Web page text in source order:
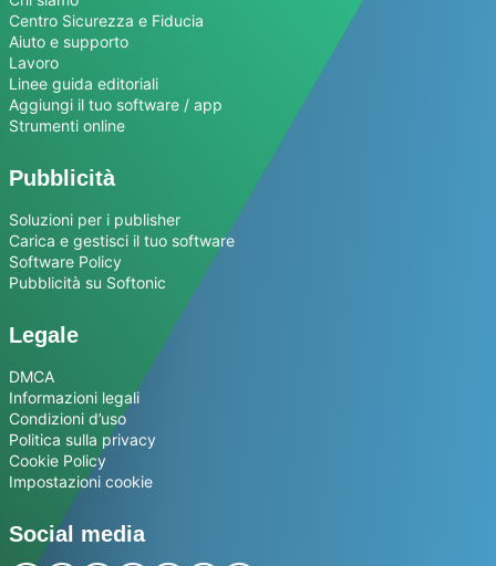
Centro Sicurezza e Fiducia
Aiuto e supporto
Lavoro
Linee guida editoriali
Aggiungi il tuo software / app
Strumenti online
Pubblicità
Soluzioni per i publisher
Carica e gestisci il tuo software
Software Policy
Pubblicità su Softonic
Legale
DMCA
Informazioni legali
Condizioni d’uso
Politica sulla privacy
Cookie Policy
Impostazioni cookie
Social media